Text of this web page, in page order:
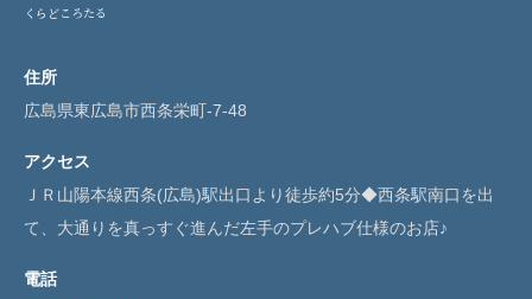
くらどころたる
住所
広島県東広島市西条栄町-7-48
アクセス
ＪＲ山陽本線西条(広島)駅出口より徒歩約5分◆西条駅南口を出
て、大通りを真っすぐ進んだ左手のプレハブ仕様のお店♪
電話